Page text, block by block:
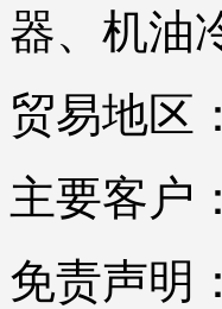
器、机油
贸易地区：
主要客户：
免责声明